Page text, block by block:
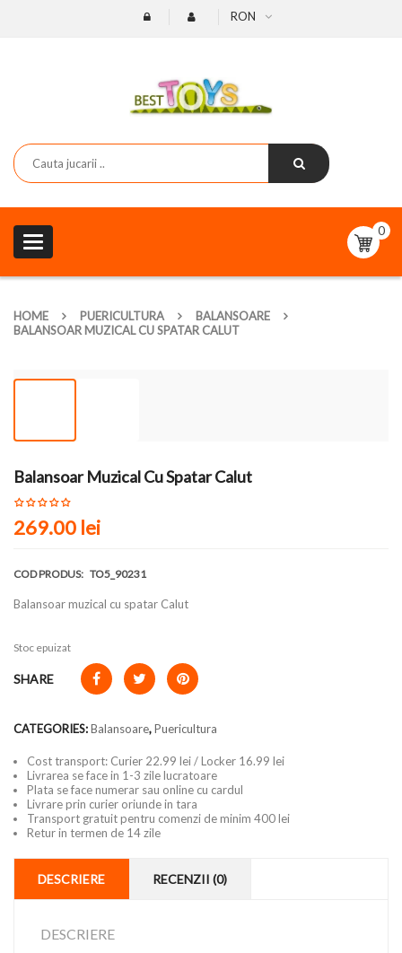
RON
Toggle
navigation
0
HOME PUERICULTURA
BALANSOARE
BALANSOAR MUZICAL CU SPATAR CALUT
Balansoar Muzical Cu Spatar Calut
269.00 lei
COD PRODUS: TO5_90231
Balansoar muzical cu spatar Calut
Stoc epuizat
SHARE
CATEGORIES:Balansoare,Puericultura
Cost transport: Curier 22.99 lei / Locker 16.99 lei
Livrarea se face in 1-3 zile lucratoare
Plata se face numerar sau online cu cardul
Livrare prin curier oriunde in tara
Transport gratuit pentru comenzi de minim 400 lei
Retur in termen de 14 zile
DESCRIERE RECENZII (0)
DESCRIERE